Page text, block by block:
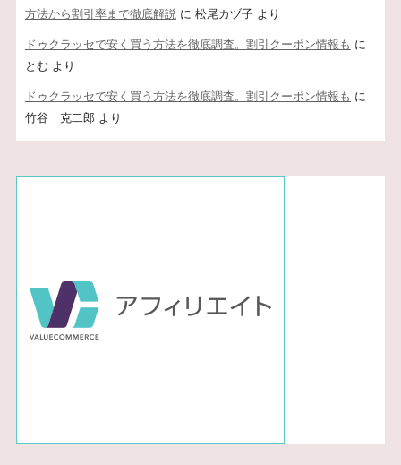
方法から割引率まで徹底解説 に 松尾カヅ子より
ドゥクラッセで安く買う方法を徹底調査。割引クーポン情報も に
とむ より
ドゥクラッセで安く買う方法を徹底調査。割引クーポン情報も に
竹谷 克二郎 より